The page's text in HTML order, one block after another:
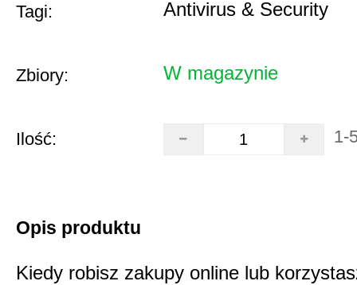
Tagi: Antivirus & Security
Zbiory: W magazynie
Ilość: 1-
Opis produktu
Kiedy robisz zakupy online lub